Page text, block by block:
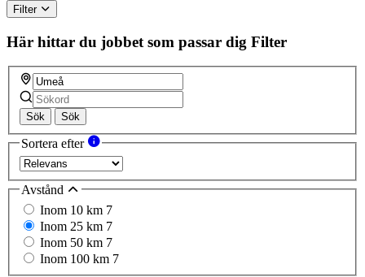
Filter
Här hittar du jobbet som passar dig Filter
Sök Sök
Sortera efter
Avstånd
Inom 10 km 7
Inom 25 km 7
Inom 50 km 7
Inom 100 km 7